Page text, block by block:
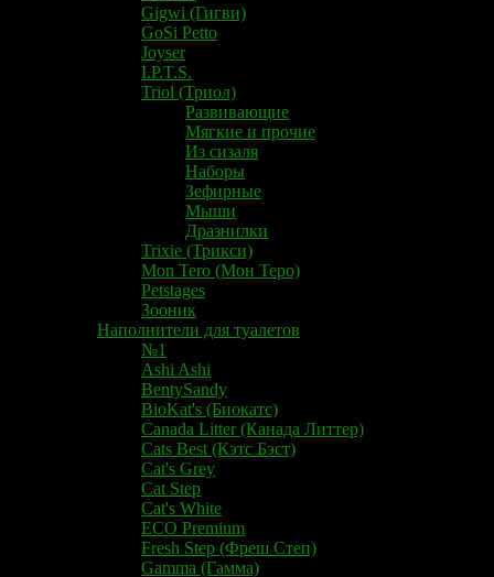
Gigwi (Гигви)
GoSi Petto
​Joyser
I.P.T.S.
Triol (Триол)
Развивающие
Мягкие и прочие
Из сизаля
Наборы
Зефирные
Мыши
Дразнилки
Trixie (Трикси)
Mon Tero (Мон Теро)
Petstages
Зооник
Наполнители для туалетов
№1
Ashi Ashi
BentySandy
BioKat's (Биокатс)
Canada Litter (Канада Литтер)
Cats Best (Кэтс Бэст)
Cat's Grey
Cat Step
Cat's White
ECO Premium
Fresh Step (Фреш Степ)
Gamma (Гамма)